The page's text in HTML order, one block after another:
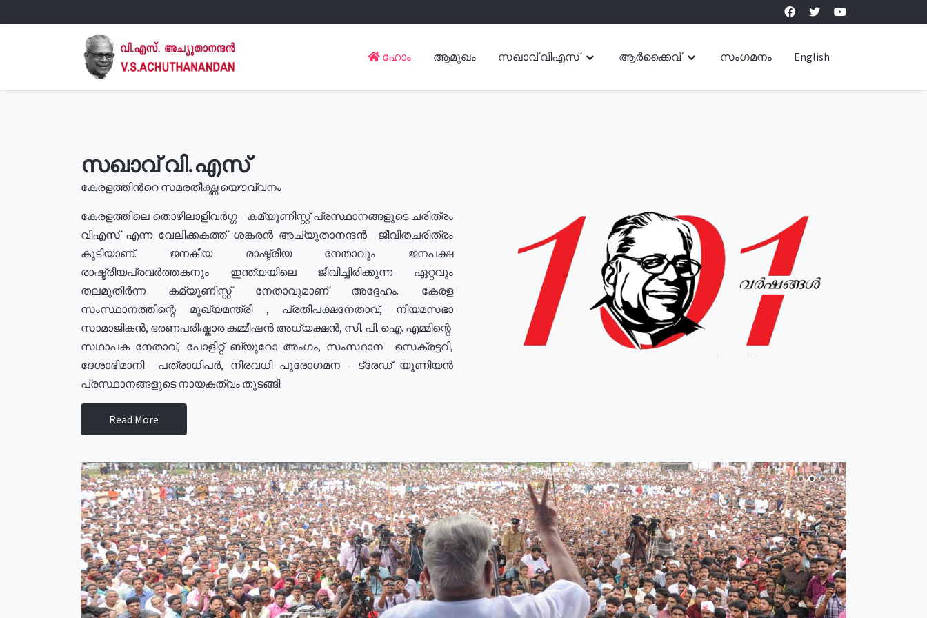
ഹോം ആമുഖം സഖാവ് വിഎസ് ആർക്കൈവ് സംഗമനം English
സഖാവ് വി.എസ്
കേരളത്തിൻറെ സമരതീക്ഷ്ണ യൌവ്വനം
കേരളത്തിലെ തൊഴിലാളിവർഗ്ഗ - കമ്യൂണിസ്റ്റ് പ്രസ്ഥാനങ്ങളുടെ ചരിത്രം
വിഎസ് എന്ന വേലിക്കകത്ത് ശങ്കരൻ അച്യുതാനന്ദൻ ജീവിതചരിത്രം
കൂടിയാണ്. ജനകീയ രാഷ്ട്രീയ നേതാവും ജനപക്ഷ
രാഷ്ട്രീയപ്രവർത്തകനും ഇന്ത്യയിലെ ജീവിച്ചിരിക്കുന്ന ഏറ്റവും
തലമുതിർന്ന കമ്യൂണിസ്റ്റ് നേതാവുമാണ് അദ്ദേഹം. കേരള
സംസ്ഥാനത്തിന്റെ മുഖ്യമന്ത്രി , പ്രതിപക്ഷനേതാവ്, നിയമസഭാ
സാമാജികൻ, ഭരണപരിഷ്കാര കമ്മീഷൻ അധ്യക്ഷൻ, സി. പി. ഐ. എമ്മിന്റെ
സഥാപക നേതാവ്, പോളിറ്റ് ബ്യുറോ അംഗം, സംസ്ഥാന സെക്രട്ടറി,
ദേശാഭിമാനി പത്രാധിപർ, നിരവധി പുരോഗമന - ട്രേഡ് യൂണിയൻ
പ്രസ്ഥാനങ്ങളുടെ നായകത്വം തുടങ്ങി
Read More